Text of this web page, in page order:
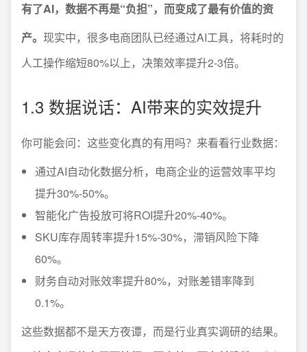
有了AI，数据不再是“负担”，而变成了最有价值的资
产。 现实中，很多电商团队已经通过AI工具，将耗时的
人工操作缩短80%以上，决策效率提升2-3倍。
1.3 数据说话：AI带来的实效提升
你可能会问：这些变化真的有用吗？来看看行业数据：
通过AI自动化数据分析，电商企业的运营效率平均
提升30%-50%。
智能化广告投放可将ROI提升20%-40%。
SKU库存周转率提升15%-30%，滞销风险下降
60%。
财务自动对账效率提升80%，对账差错率降到
0.1%。
这些数据都不是天方夜谭，而是行业真实调研的结果。